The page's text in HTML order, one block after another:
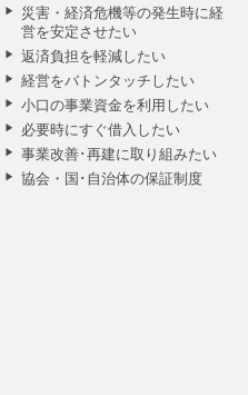
災害・経済危機等の発生時に経
営を安定させたい
返済負担を軽減したい
経営をバトンタッチしたい
小口の事業資金を利用したい
必要時にすぐ借入したい
事業改善･再建に取り組みたい
協会・国･自治体の保証制度